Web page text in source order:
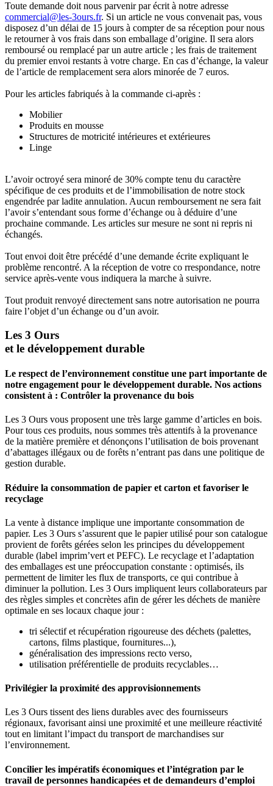
Toute demande doit nous parvenir par écrit à notre adresse
commercial@les-3ours.fr. Si un article ne vous convenait pas, vous
disposez d’un délai de 15 jours à compter de sa réception pour nous
le retourner à vos frais dans son emballage d’origine. Il sera alors
remboursé ou remplacé par un autre article ; les frais de traitement
du premier envoi restants à votre charge. En cas d’échange, la valeur
de l’article de remplacement sera alors minorée de 7 euros.
Pour les articles fabriqués à la commande ci-après :
Mobilier
Produits en mousse
Structures de motricité intérieures et extérieures
Linge
L’avoir octroyé sera minoré de 30% compte tenu du caractère
spécifique de ces produits et de l’immobilisation de notre stock
engendrée par ladite annulation. Aucun remboursement ne sera fait
l’avoir s’entendant sous forme d’échange ou à déduire d’une
prochaine commande. Les articles sur mesure ne sont ni repris ni
échangés.
Tout envoi doit être précédé d’une demande écrite expliquant le
problème rencontré. A la réception de votre co rrespondance, notre
service après-vente vous indiquera la marche à suivre.
Tout produit renvoyé directement sans notre autorisation ne pourra
faire l’objet d’un échange ou d’un avoir.
Les 3 Ours
et le développement durable
Le respect de l’environnement constitue une part importante de
notre engagement pour le développement durable. Nos actions
consistent à : Contrôler la provenance du bois
Les 3 Ours vous proposent une très large gamme d’articles en bois.
Pour tous ces produits, nous sommes très attentifs à la provenance
de la matière première et dénonçons l’utilisation de bois provenant
d’abattages illégaux ou de forêts n’entrant pas dans une politique de
gestion durable.
Réduire la consommation de papier et carton et favoriser le
recyclage
La vente à distance implique une importante consommation de
papier. Les 3 Ours s’assurent que le papier utilisé pour son catalogue
provient de forêts gérées selon les principes du développement
durable (label imprim’vert et PEFC). Le recyclage et l’adaptation
des emballages est une préoccupation constante : optimisés, ils
permettent de limiter les flux de transports, ce qui contribue à
diminuer la pollution. Les 3 Ours impliquent leurs collaborateurs par
des règles simples et concrètes afin de gérer les déchets de manière
optimale en ses locaux chaque jour :
tri sélectif et récupération rigoureuse des déchets (palettes,
cartons, films plastique, fournitures...),
généralisation des impressions recto verso,
utilisation préférentielle de produits recyclables…
Privilégier la proximité des approvisionnements
Les 3 Ours tissent des liens durables avec des fournisseurs
régionaux, favorisant ainsi une proximité et une meilleure réactivité
tout en limitant l’impact du transport de marchandises sur
l’environnement.
Concilier les impératifs économiques et l’intégration par le
travail de personnes handicapées et de demandeurs d’emploi